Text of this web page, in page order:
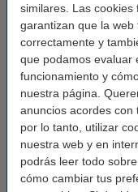
similares. Las cookies
garantizan que la web
correctamente y
que podamos evaluar
funcionamiento y
nuestra página.
anuncios acordes con
por lo tanto, utilizar
nuestra web y en
podrás leer todo
cómo cambiar tus
Uso de datos
Al participar en el
123tinta.es a
comunicarse con él
ganadores. Consulta
obtener más
123tinta.es trata toda
contexto de la
con los requisitos de
(GDPR).